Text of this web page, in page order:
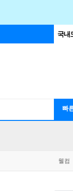
국내
빠
웰컴